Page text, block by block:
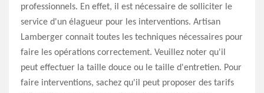
professionnels. En effet, il est nécessaire de solliciter le
service d'un élagueur pour les interventions. Artisan
Lamberger connait toutes les techniques nécessaires pour
faire les opérations correctement. Veuillez noter qu'il
peut effectuer la taille douce ou le taille d'entretien. Pour
faire interventions, sachez qu'il peut proposer des tarifs